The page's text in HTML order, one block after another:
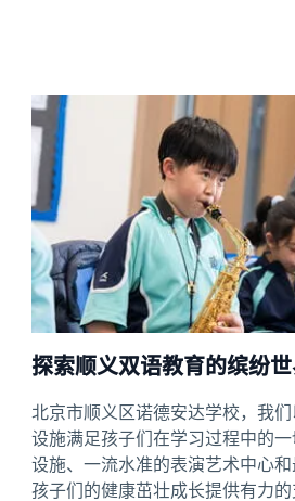
探索顺义双语教育的缤纷
北京市顺义区诺德安达学校，我
设施满足孩子们在学习过程中的
设施、一流水准的表演艺术中心
孩子们的健康茁壮成长提供有力的